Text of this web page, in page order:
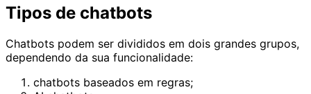
Tipos de chatbots
Chatbots podem ser divididos em dois grandes grupos,
dependendo da sua funcionalidade:
chatbots baseados em regras;